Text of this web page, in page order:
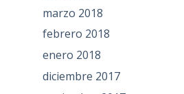
marzo 2018
febrero 2018
enero 2018
diciembre 2017